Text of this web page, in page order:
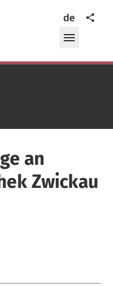
de
Teilen
an
Zwickau